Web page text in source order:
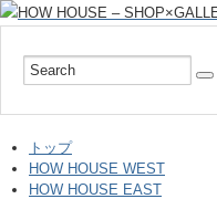
トップ
HOW HOUSE WEST
HOW HOUSE EAST